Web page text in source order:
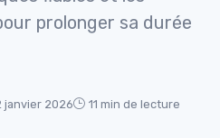
prolonger sa durée
janvier 2026 11 min de lecture